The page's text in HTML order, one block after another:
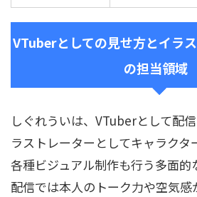
VTuberとしての見せ方とイラ
の担当領域
しぐれういは、VTuberとして配
ラストレーターとしてキャラクタ
各種ビジュアル制作も行う多面的
配信では本人のトーク力や空気